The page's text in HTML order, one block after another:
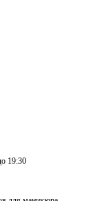
19:30